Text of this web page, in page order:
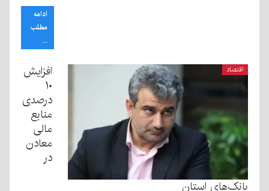
ادامه
مطلب
...
اقتصاد
افزایش
۱۰
درصدی
منابع
مالی
معادن
در
بانک‌های استان